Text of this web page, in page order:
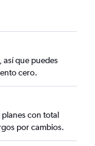
así que puedes
cero.
con total
por cambios.